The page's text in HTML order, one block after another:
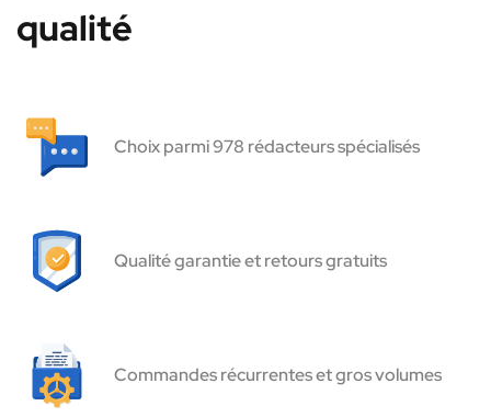
qualité
Choix parmi 978 rédacteurs spécialisés
Qualité garantie et retours gratuits
Commandes récurrentes et gros volumes